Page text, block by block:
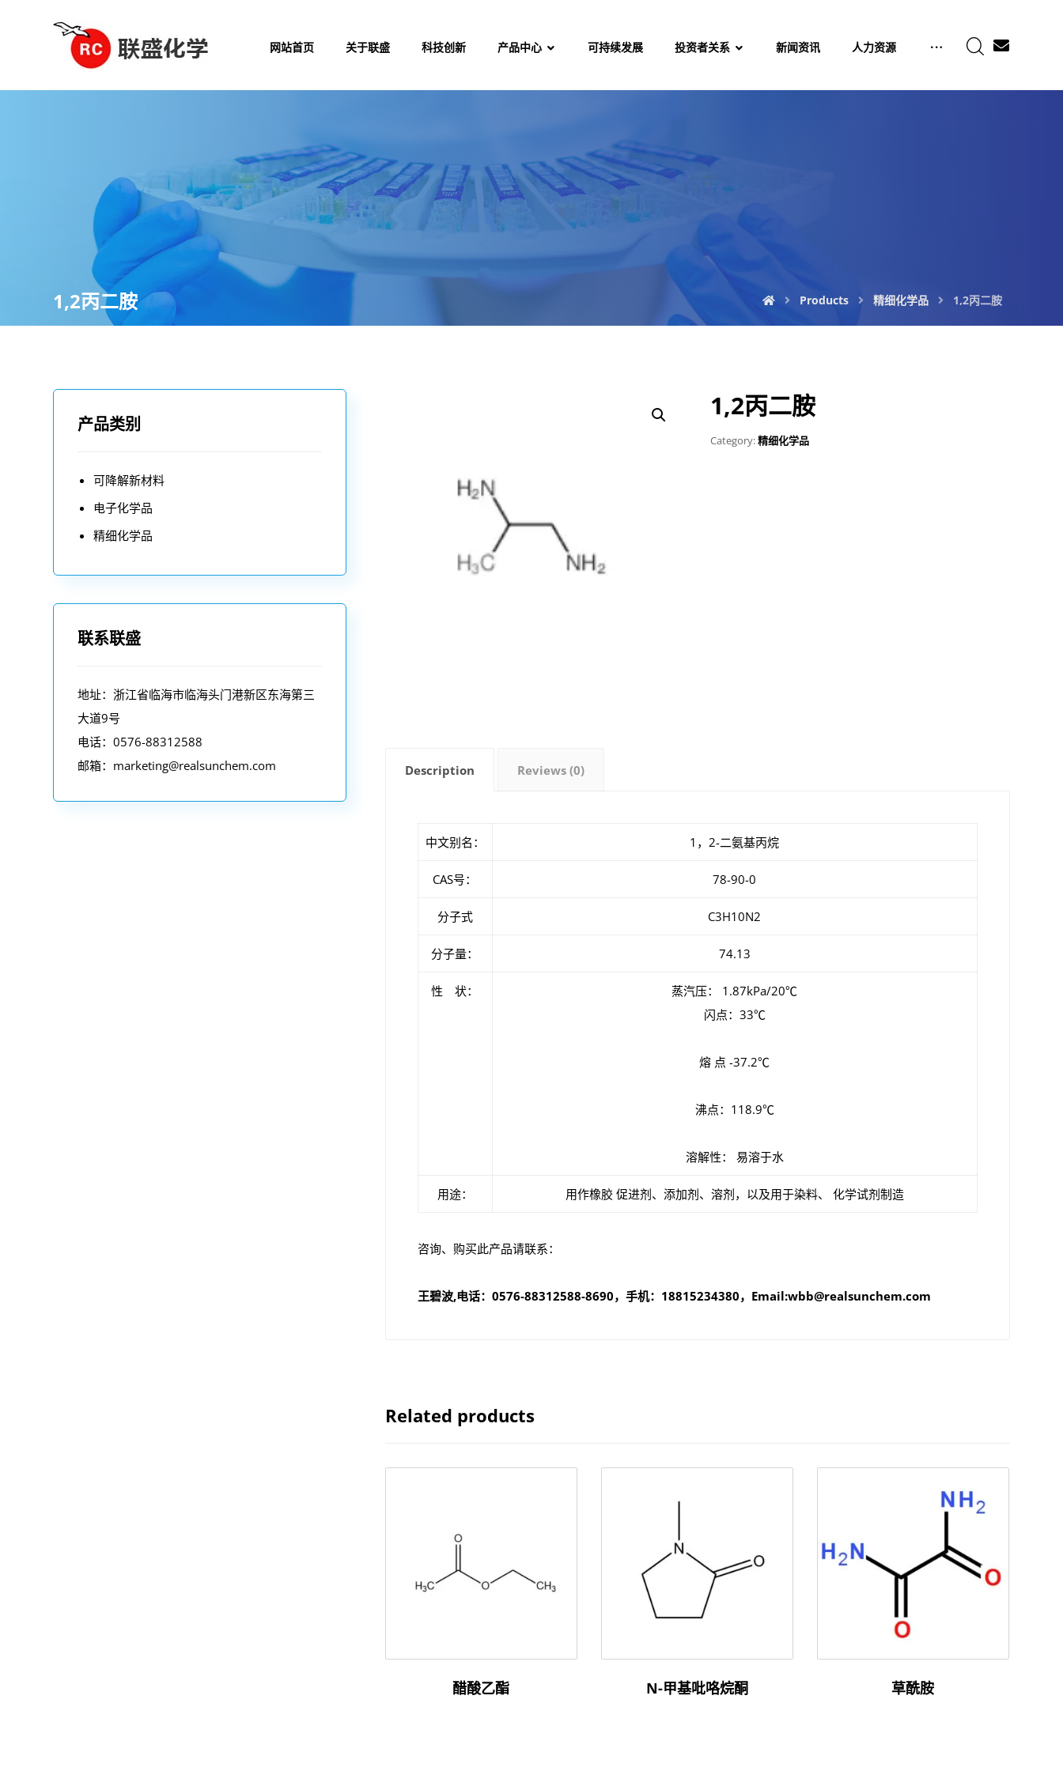
网站首页 关于联盛 科技创新 产品中心 可持续发展 投资者关系 新闻资讯 人力资源
1,2丙二胺 Products 精细化学品 1,2丙二胺
1,2丙二胺
Category:精细化学品
Description Reviews (0)
中文别名： 1，2-二氨基丙烷
CAS号： 78-90-0
分子式 C3H10N2
分子量： 74.13
性 状：
蒸汽压： 1.87kPa/20℃
闪点：33℃
熔 点 -37.2℃
沸点：118.9℃
溶解性： 易溶于水
用途： 用作橡胶 促进剂、添加剂、溶剂，以及用于染料、 化学试剂制造
咨询、购买此产品请联系：
王碧波,电话：0576-88312588-8690，手机：18815234380，Email:wbb@realsunchem.com
Related products
醋酸乙酯 N-甲基吡咯烷酮 草酰胺
产品类别
可降解新材料
电子化学品
精细化学品
联系联盛
地址：浙江省临海市临海头门港新区东海第三
大道9号
电话：0576-88312588
邮箱： marketing@realsunchem.com